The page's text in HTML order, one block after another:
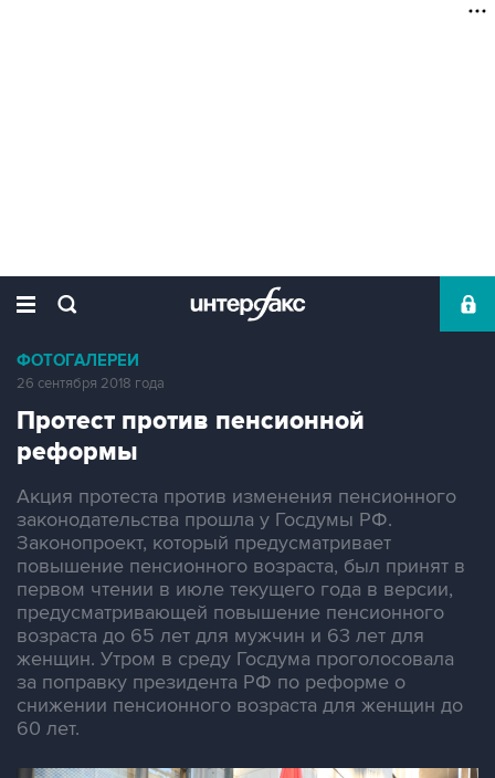
ФОТОГАЛЕРЕИ
26 сентября 2018 года
Протест против пенсионной
реформы
Акция протеста против изменения пенсионного
законодательства прошла у Госдумы РФ.
Законопроект, который предусматривает
повышение пенсионного возраста, был принят в
первом чтении в июле текущего года в версии,
предусматривающей повышение пенсионного
возраста до 65 лет для мужчин и 63 лет для
женщин. Утром в среду Госдума проголосовала
за поправку президента РФ по реформе о
снижении пенсионного возраста для женщин до
60 лет.